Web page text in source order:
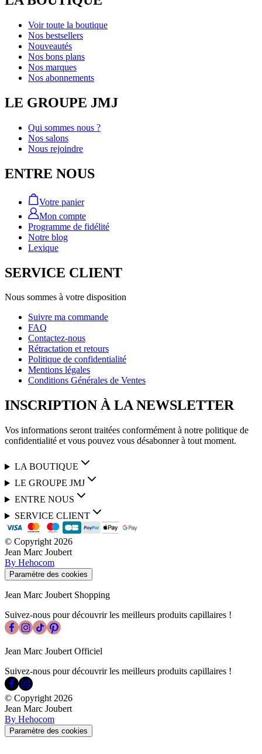
Voir toute la boutique
Nos bestsellers
Nouveautés
Nos bons plans
Nos marques
Nos abonnements
LE GROUPE JMJ
Qui sommes nous ?
Nos salons
Nous rejoindre
ENTRE NOUS
Votre panier
Mon compte
Programme de fidélité
Notre blog
Lexique
SERVICE CLIENT
Nous sommes à votre disposition
Suivre ma commande
FAQ
Contactez-nous
Rétractation et retours
Politique de confidentialité
Mentions légales
Conditions Générales de Ventes
INSCRIPTION À LA NEWSLETTER
Vos informations seront traitées conformément à notre politique de
confidentialité et vous pouvez vous désabonner à tout moment.
LA BOUTIQUE
LE GROUPE JMJ
ENTRE NOUS
SERVICE CLIENT
© Copyright 2026
Jean Marc Joubert
By Hehocom
Paramètre des cookies
Jean Marc Joubert Shopping
Suivez-nous pour découvrir les meilleurs produits capillaires !
Jean Marc Joubert Officiel
Suivez-nous pour découvrir les meilleurs produits capillaires !
© Copyright 2026
Jean Marc Joubert
By Hehocom
Paramètre des cookies